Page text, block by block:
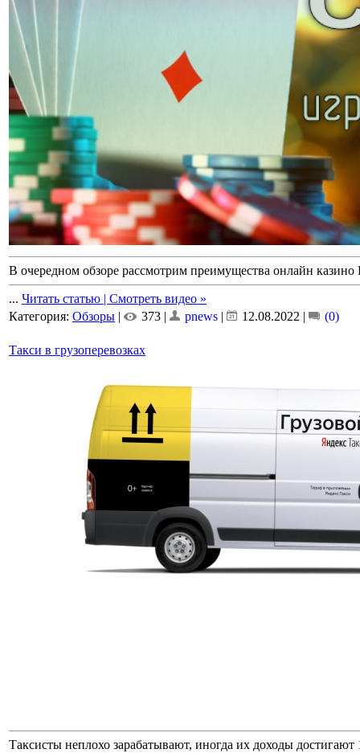
В очередном обзоре рассмотрим преимущества онлайн казино
... Читать статью | Смотреть видео »
Категория: Обзоры | 373 | pnews | 12.08.2022 | (0)
Такси в грузоперевозках
Таксисты неплохо зарабатывают, иногда их доходы